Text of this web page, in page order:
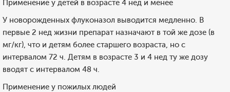
Применение у детей в возрасте 4 нед и менее
У новорожденных флуконазол выводится медленно. В
первые 2 нед жизни препарат назначают в той же дозе (в
мг/кг), что и детям более старшего возраста, но с
интервалом 72 ч. Детям в возрасте 3 и 4 нед ту же дозу
вводят с интервалом 48 ч.
Применение у пожилых людей